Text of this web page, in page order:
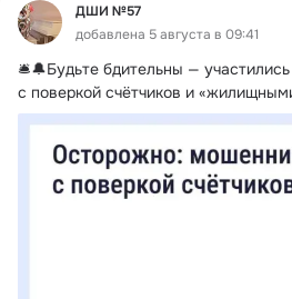
ДШИ №57
добавлена 5 августа в 09:41
🛎🔔Будьте бдительны —
с поверкой счётчиков и